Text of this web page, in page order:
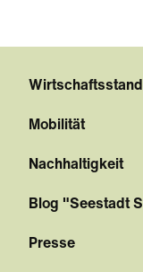
Mobilität
Nachhaltigkeit
Blog "Seestadt
Presse